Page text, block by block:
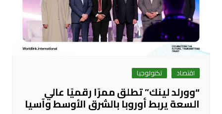
اقتصاد تكنولوجيا
“وورلد لينك” تطلق ممرًا رقميًا عالي
السعة يربط أوروبا بالشرق الأوسط وآسيا